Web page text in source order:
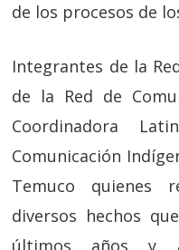
de los procesos de
Integrantes de la
de la Red de
Coordinadora
Comunicación
Temuco quienes
diversos hechos
últimos años y